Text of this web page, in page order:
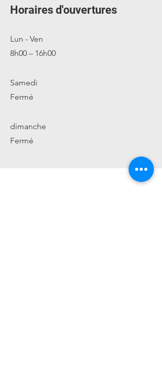
Horaires d'ouvertures
Lun - Ven
8h00 – 16h00
Samedi
Fermé
​dimanche
Fermé